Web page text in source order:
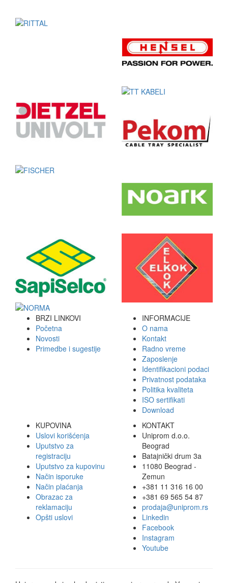
BRZI LINKOVI
Početna
Novosti
Primedbe i sugestije
INFORMACIJE
O nama
Kontakt
Radno vreme
Zaposlenje
Identifikacioni podaci
Privatnost podataka
Politika kvaliteta
ISO sertifikati
Download
KUPOVINA
Uslovi korišćenja
Uputstvo za
registraciju
Uputstvo za kupovinu
Način isporuke
Način plaćanja
Obrazac za
reklamaciju
Opšti uslovi
KONTAKT
Uniprom d.o.o.
Beograd
Batajnički drum 3a
11080 Beograd -
Zemun
+381 11 316 16 00
+381 69 565 54 87
prodaja@uniprom.rs
Linkedin
Facebook
Instagram
Youtube